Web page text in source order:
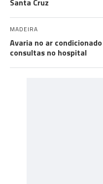
Santa Cruz
MADEIRA
Avaria no ar
consultas no hospital